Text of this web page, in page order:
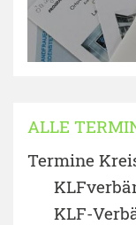
ALLE
Termine
KLF-